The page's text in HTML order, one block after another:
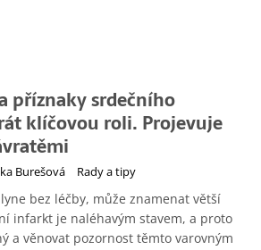
příznaky srdečního
klíčovou roli. Projevuje
Burešová Rady a tipy
bez léčby, může znamenat větší
infarkt je naléhavým stavem, a proto
a věnovat pozornost těmto varovným